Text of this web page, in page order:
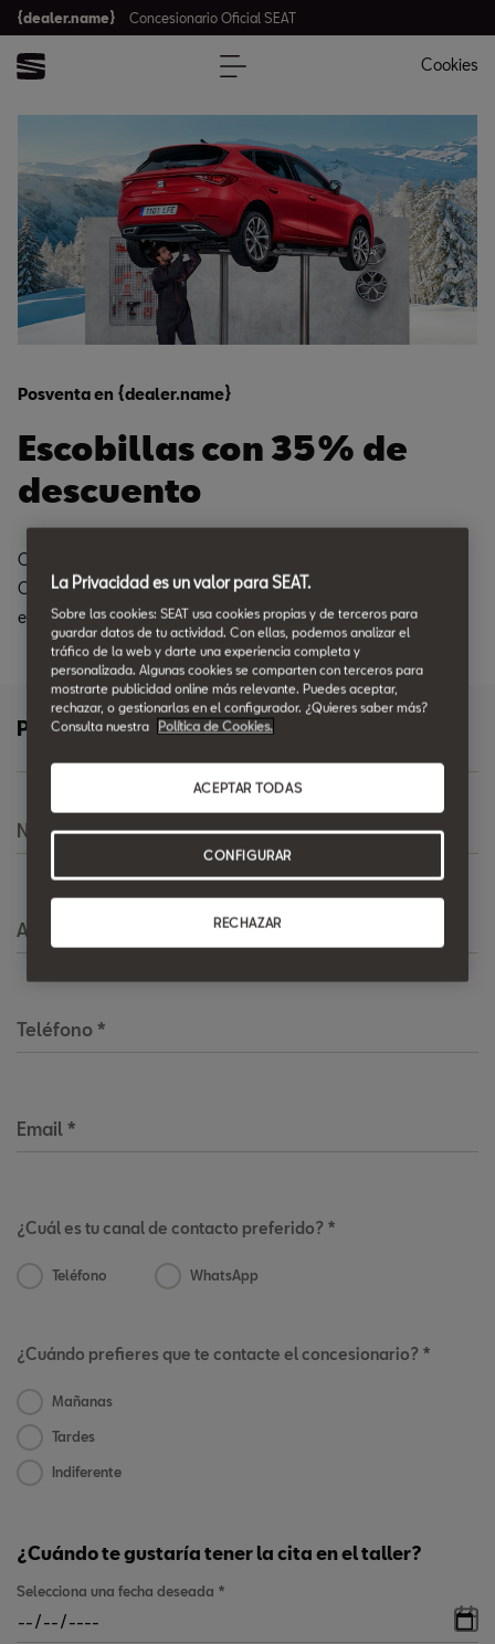
{dealer.name} Concesionario Oficial SEAT
Cookies
Posventa en {dealer.name}
Escobillas con 35% de
descuento
Cambia tus escobillas con un 35% de descuento en material.
Consultar disponibilidad de modelos. Hasta fin de
existencias.Oferta vigente hasta 31/03/2026.
Pide más información
Nombre*
Apellido
Teléfono *
Email *
¿Cuál es tu canal de contacto preferido? *
Teléfono WhatsApp
¿Cuándo prefieres que te contacte el concesionario? *
Mañanas
Tardes
Indiferente
¿Cuándo te gustaría tener la cita en el taller?
Selecciona una fecha deseada *
La Privacidad es un valor para SEAT.
Sobre las cookies: SEAT usa cookies propias y de terceros para
guardar datos de tu actividad. Con ellas, podemos analizar el
tráfico de la web y darte una experiencia completa y
personalizada. Algunas cookies se comparten con terceros para
mostrarte publicidad online más relevante. Puedes aceptar,
rechazar, o gestionarlas en el configurador. ¿Quieres saber más?
Consulta nuestra
Política de Cookies.
RECHAZAR
ACEPTAR TODAS
CONFIGURAR